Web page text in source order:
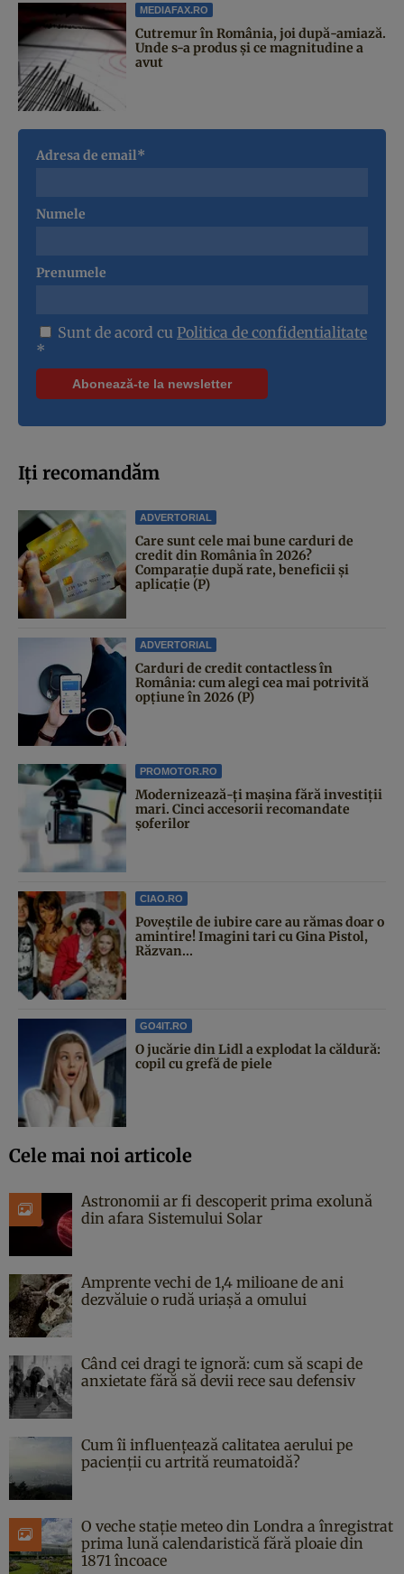
MEDIAFAX.RO
Cutremur în România, joi după-amiază.
Unde s-a produs și ce magnitudine a
avut
Adresa de email*
Numele
Prenumele
Sunt de acord cu Politica de confidentialitate
*
Iți recomandăm
ADVERTORIAL
Care sunt cele mai bune carduri de
credit din România în 2026?
Comparație după rate, beneficii și
aplicație (P)
ADVERTORIAL
Carduri de credit contactless în
România: cum alegi cea mai potrivită
opțiune în 2026 (P)
PROMOTOR.RO
Modernizează-ți mașina fără investiții
mari. Cinci accesorii recomandate
șoferilor
CIAO.RO
Poveştile de iubire care au rămas doar o
amintire! Imagini tari cu Gina Pistol,
Răzvan...
GO4IT.RO
O jucărie din Lidl a explodat la căldură:
copil cu grefă de piele
Cele mai noi articole
Astronomii ar fi descoperit prima exolună
din afara Sistemului Solar
Amprente vechi de 1,4 milioane de ani
dezvăluie o rudă uriașă a omului
Când cei dragi te ignoră: cum să scapi de
anxietate fără să devii rece sau defensiv
Cum îi influențează calitatea aerului pe
pacienții cu artrită reumatoidă?
O veche stație meteo din Londra a înregistrat
prima lună calendaristică fără ploaie din
1871 încoace